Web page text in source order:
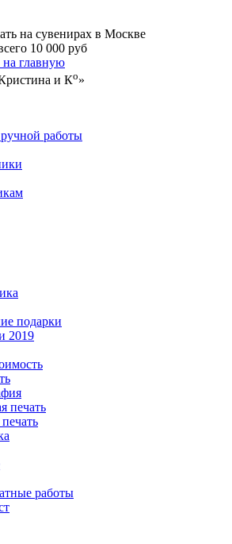
на сувенирах в Москве
10 000 руб
и Ко»
работы
подарки
2019
печать
работы